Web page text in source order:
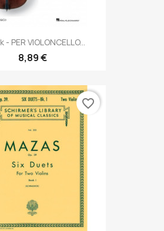
- PER VIOLONCELLO...
8,89 €
favorite_border